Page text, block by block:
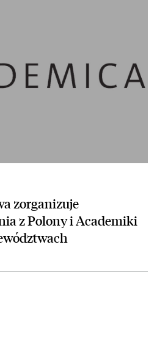
zorganizuje
z Polony i Academiki
Narodowej – harmonogram